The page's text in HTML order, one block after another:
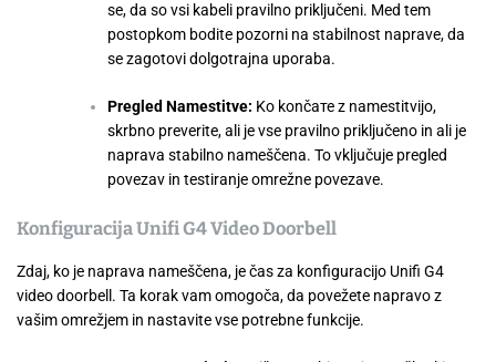
se, da so vsi kabeli pravilno priključeni. Med tem
postopkom bodite pozorni na stabilnost naprave, da
se zagotovi dolgotrajna uporaba.
Pregled Namestitve: Ko končате z namestitvijo,
skrbno preverite, ali je vse pravilno priključeno in ali je
naprava stabilno nameščena. To vključuje pregled
povezav in testiranje omrežne povezave.
Konfiguracija Unifi G4 Video Doorbell
Zdaj, ko je naprava nameščena, je čas za konfiguracijo Unifi G4
video doorbell. Ta korak vam omogoča, da povežete napravo z
vašim omrežjem in nastavite vse potrebne funkcije.